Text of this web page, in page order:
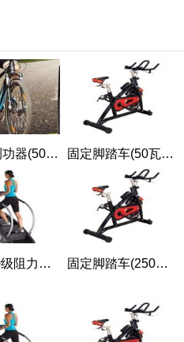
自行车测功器(50W，很轻度用力) 固定脚踏车(50瓦，非常轻松)
登山机(0级阻力，4.8千米/小时) 固定脚踏车(250瓦，非常吃力)